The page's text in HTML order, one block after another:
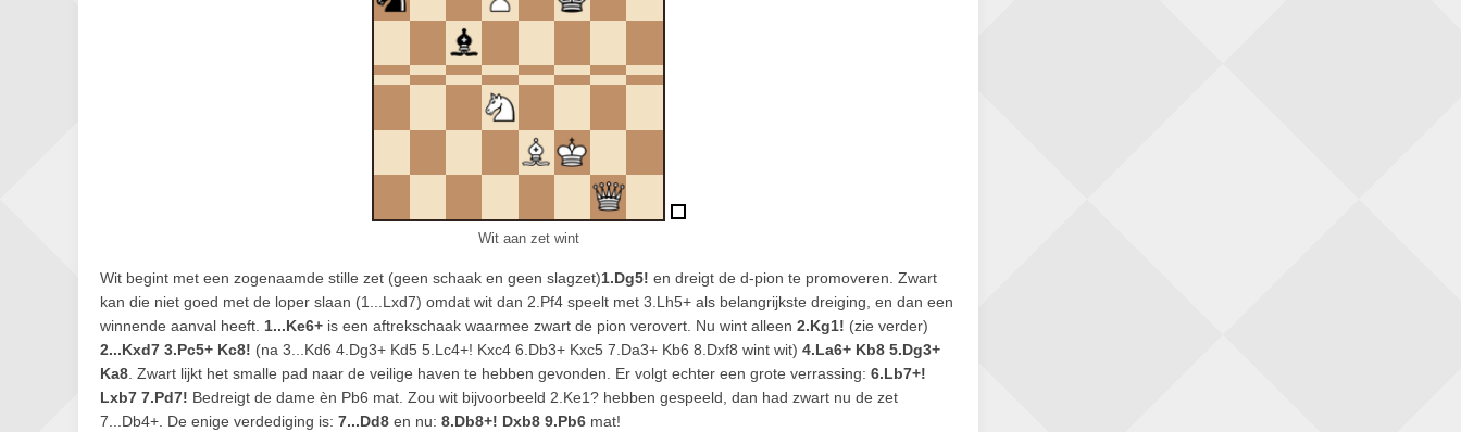
Wit aan zet wint
Wit begint met een zogenaamde stille zet (geen schaak en geen slagzet)1.Dg5! en dreigt de d-pion te promoveren. Zwart
kan die niet goed met de loper slaan (1...Lxd7) omdat wit dan 2.Pf4 speelt met 3.Lh5+ als belangrijkste dreiging, en dan een
winnende aanval heeft. 1...Ke6+ is een aftrekschaak waarmee zwart de pion verovert. Nu wint alleen 2.Kg1! (zie verder)
2...Kxd7 3.Pc5+ Kc8! (na 3...Kd6 4.Dg3+ Kd5 5.Lc4+! Kxc4 6.Db3+ Kxc5 7.Da3+ Kb6 8.Dxf8 wint wit) 4.La6+ Kb8 5.Dg3+
Ka8 . Zwart lijkt het smalle pad naar de veilige haven te hebben gevonden. Er volgt echter een grote verrassing: 6.Lb7+!
Lxb7 7.Pd7! Bedreigt de dame èn Pb6 mat. Zou wit bijvoorbeeld 2.Ke1? hebben gespeeld, dan had zwart nu de zet
7...Db4+. De enige verdediging is: 7...Dd8 en nu: 8.Db8+! Dxb8 9.Pb6 mat!